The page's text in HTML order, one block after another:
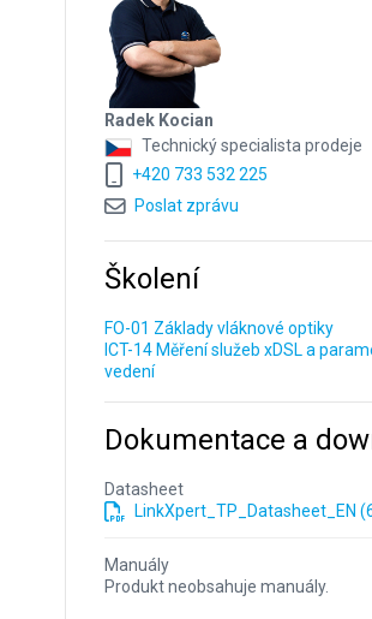
Radek Kocian
Technický specialista prodeje
+420 733 532 225
Poslat zprávu
Školení
FO-01 Základy vláknové optiky
ICT-14 Měření služeb xDSL a
vedení
Dokumentace a
Datasheet
LinkXpert_TP_Datasheet_EN
Manuály
Produkt neobsahuje manuály.